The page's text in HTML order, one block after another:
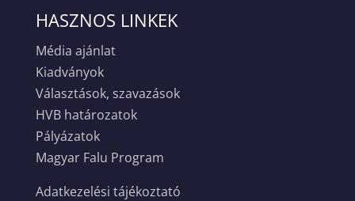
HASZNOS LINKEK
Média ajánlat
Kiadványok
Választások, szavazások
HVB határozatok
Pályázatok
Magyar Falu Program
Adatkezelési tájékoztató